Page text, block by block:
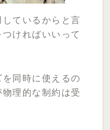
ているからと言
ければいいって
同時に使えるの
理的な制約は受